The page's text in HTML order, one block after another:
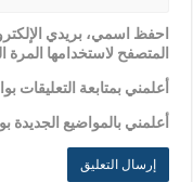
احفظ اسمي، بريدي
المتصفح لاستخدامها المرة
أعلمني بمتابعة التعليقات
أعلمني بالمواضيع الجديدة